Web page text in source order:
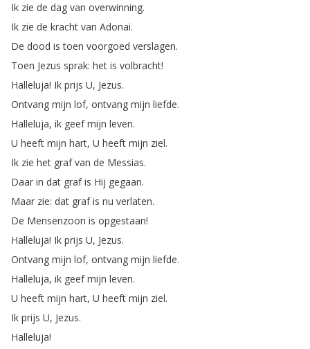
Ik zie de dag van overwinning.
Ik zie de kracht van Adonai.
De dood is toen voorgoed verslagen.
Toen Jezus sprak: het is volbracht!
Halleluja! Ik prijs U, Jezus.
Ontvang mijn lof, ontvang mijn liefde.
Halleluja, ik geef mijn leven.
U heeft mijn hart, U heeft mijn ziel.
Ik zie het graf van de Messias.
Daar in dat graf is Hij gegaan.
Maar zie: dat graf is nu verlaten.
De Mensenzoon is opgestaan!
Halleluja! Ik prijs U, Jezus.
Ontvang mijn lof, ontvang mijn liefde.
Halleluja, ik geef mijn leven.
U heeft mijn hart, U heeft mijn ziel.
Ik prijs U, Jezus.
Halleluja!